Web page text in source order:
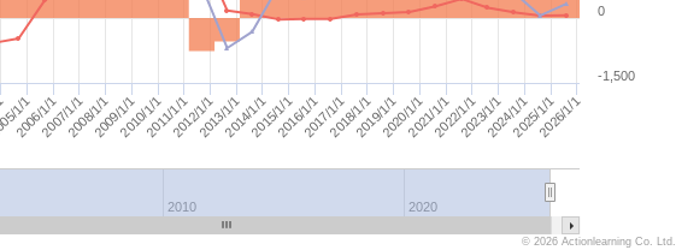
1/1
2006/1/12007/1/12008/1/12009/1/12010/1/12011/1/12012/1/12013/1/12014/1/12015/1/12016/1/12017/1/12018/1/12019/1/12020/1/12021/1/12022/1/12023/1/12024/1/12025/1/12026/1/1
2010 2020
0
-1,500
© 2026 Actionlearning Co. Ltd.